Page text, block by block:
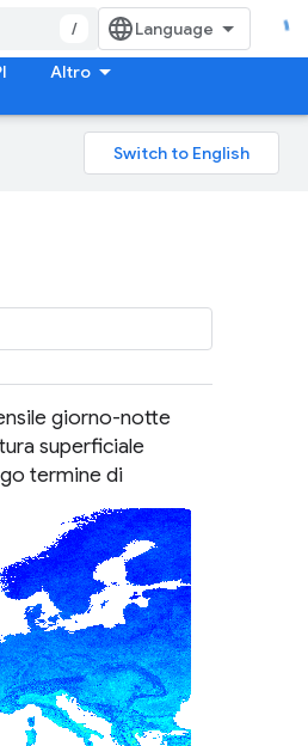
/
Altro
giorno-notte
superficiale
termine di